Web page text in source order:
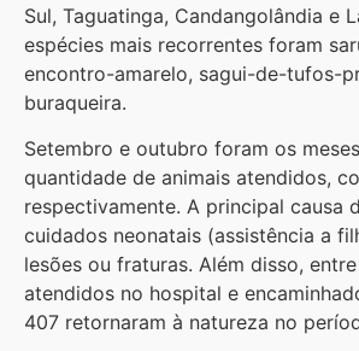
Sul, Taguatinga, Candangolândia e
espécies mais recorrentes foram
encontro-amarelo, sagui-de-tufos-
buraqueira.
Setembro e outubro foram os
quantidade de animais atendidos,
respectivamente. A principal causa
cuidados neonatais (assistência a
lesões ou fraturas. Além disso,
atendidos no hospital e
407 retornaram à natureza no